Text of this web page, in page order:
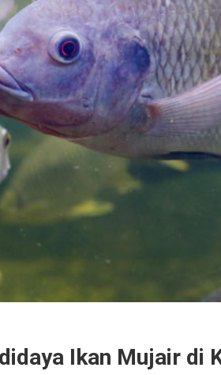
Ikan Mujair di